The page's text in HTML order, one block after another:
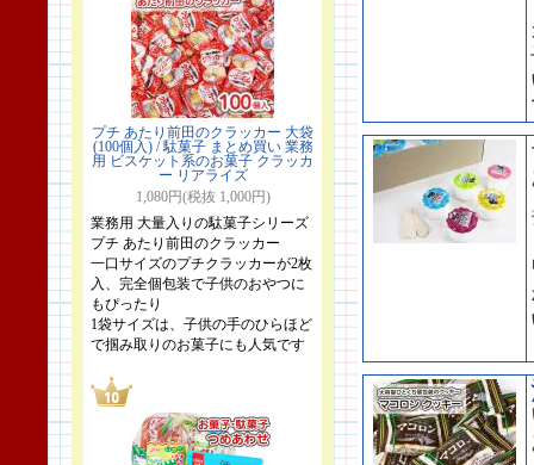
プチ あたり前田のクラッカー 大袋
(100個入) / 駄菓子 まとめ買い 業務
用 ビスケット系のお菓子 クラッカ
ー リアライズ
1,080円(税抜 1,000円)
業務用 大量入りの駄菓子シリーズ
プチ あたり前田のクラッカー
一口サイズのプチクラッカーが2枚
入、完全個包装で子供のおやつに
もぴったり
1袋サイズは、子供の手のひらほど
で掴み取りのお菓子にも人気です